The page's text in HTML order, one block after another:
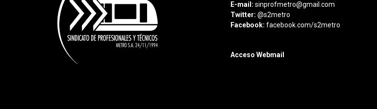
E-mail: sinprofmetro@gmail.com
Twitter: @s2metro
Facebook: facebook.com/s2metro
Acceso Webmail